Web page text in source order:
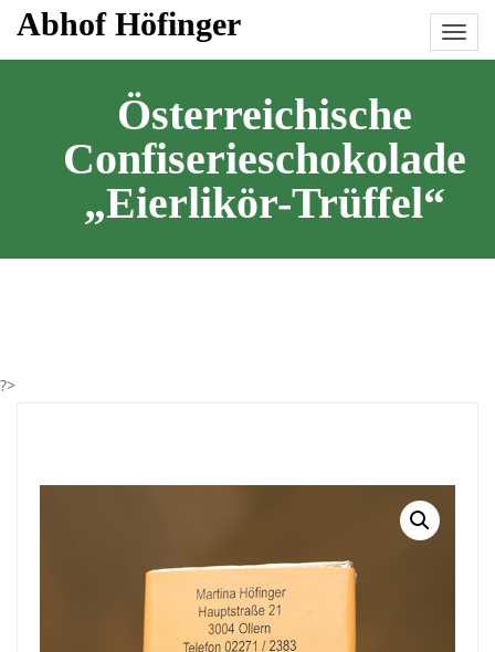
SkipAbhof Höfinger
Österreichische
Confiserieschokolade
„Eierlikör-Trüffel“
?>